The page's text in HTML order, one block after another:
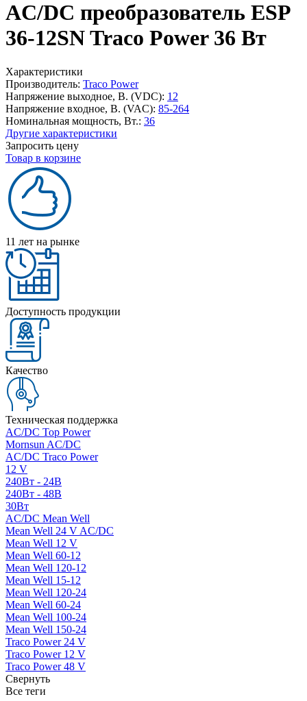
AC/DC преобразователь ESP
36-12SN Traco Power 36 Вт
Характеристики
Производитель: Traco Power
Напряжение выходное, В. (VDC): 12
Напряжение входное, В. (VAC): 85-264
Номинальная мощность, Вт.: 36
Другие характеристики
Запросить цену
Товар в корзине
11 лет на рынке
Доступность продукции
Качество
Техническая поддержка
AC/DC Top Power
Mornsun AC/DC
AC/DC Traco Power
12 V
240Вт - 24В
240Вт - 48В
30Вт
AC/DC Mean Well
Mean Well 24 V AC/DC
Mean Well 12 V
Mean Well 60-12
Mean Well 120-12
Mean Well 15-12
Mean Well 120-24
Mean Well 60-24
Mean Well 100-24
Mean Well 150-24
Traco Power 24 V
Traco Power 12 V
Traco Power 48 V
Свернуть
Все теги